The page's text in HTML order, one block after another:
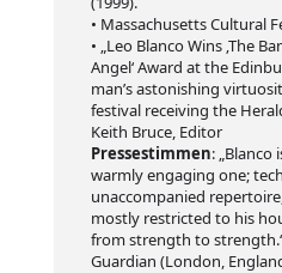
• Massachusetts Cultural
• „Leo Blanco Wins ‚The
Angel‘ Award at the
man’s astonishing
festival receiving the
Keith Bruce, Editor
Pressestimmen: „Blanco
warmly engaging one;
unaccompanied
mostly restricted to his
from strength to
Guardian (London,